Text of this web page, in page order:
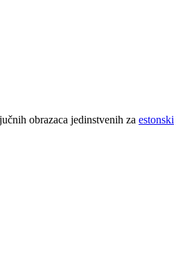
obrazaca jedinstvenih za estonski